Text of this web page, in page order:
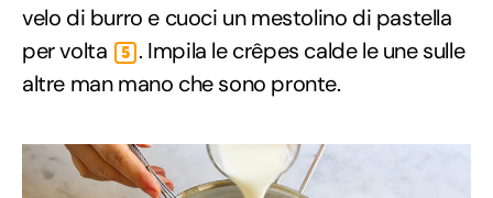
velo di burro e cuoci un mestolino di pastella
per volta
5 . Impila le crêpes calde le une sulle
altre man mano che sono pronte.